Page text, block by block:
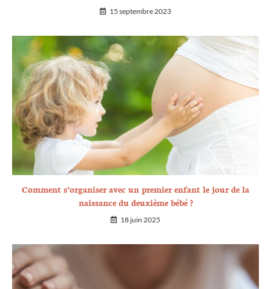
15 septembre 2023
Comment s’organiser avec un premier enfant le jour de la
naissance du deuxième bébé ?
18 juin 2025